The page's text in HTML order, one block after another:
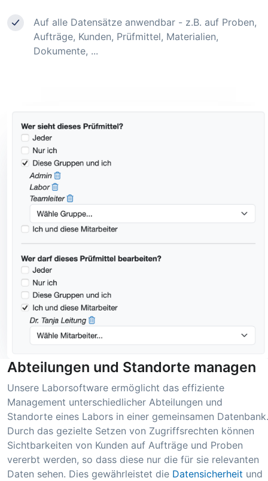
Auf alle Datensätze anwendbar - z.B. auf Proben,
Aufträge, Kunden, Prüfmittel, Materialien,
Dokumente, ...
Abteilungen und Standorte managen
Unsere Laborsoftware ermöglicht das effiziente
Management unterschiedlicher Abteilungen und
Standorte eines Labors in einer gemeinsamen Datenbank.
Durch das gezielte Setzen von Zugriffsrechten können
Sichtbarkeiten von Kunden auf Aufträge und Proben
vererbt werden, so dass diese nur die für sie relevanten
Daten sehen. Dies gewährleistet die Datensicherheit und